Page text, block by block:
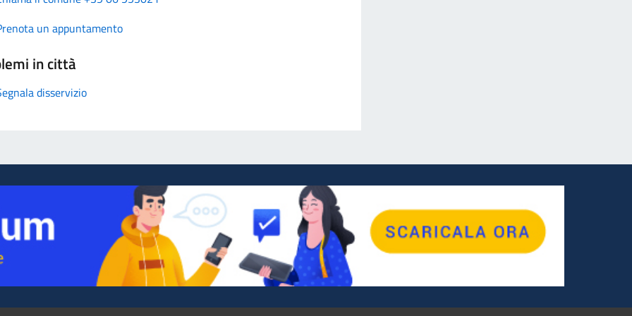
un appuntamento
in città
disservizio